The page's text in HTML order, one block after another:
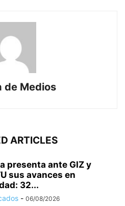
de Medios
ARTICLES
presenta ante GIZ y
sus avances en
32...
- 06/08/2026